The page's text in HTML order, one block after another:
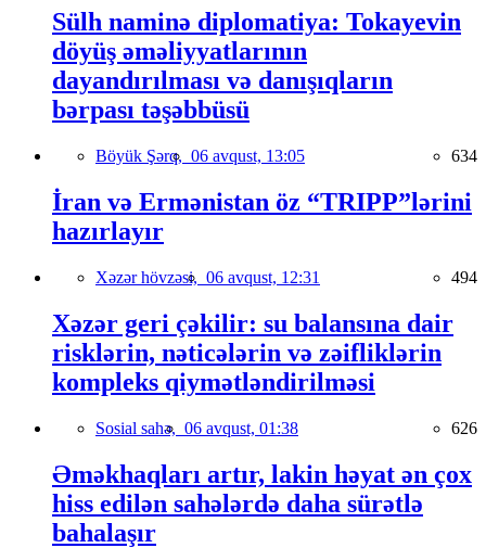
Sülh naminə diplomatiya: Tokayevin
döyüş əməliyyatlarının
dayandırılması və danışıqların
bərpası təşəbbüsü
Böyük Şərq, 06 avqust, 13:05 634
İran və Ermənistan öz “TRIPP”lərini
hazırlayır
Xəzər hövzəsi, 06 avqust, 12:31 494
Xəzər geri çəkilir: su balansına dair
risklərin, nəticələrin və zəifliklərin
kompleks qiymətləndirilməsi
Sosial sahə, 06 avqust, 01:38 626
Əməkhaqları artır, lakin həyat ən çox
hiss edilən sahələrdə daha sürətlə
bahalaşır